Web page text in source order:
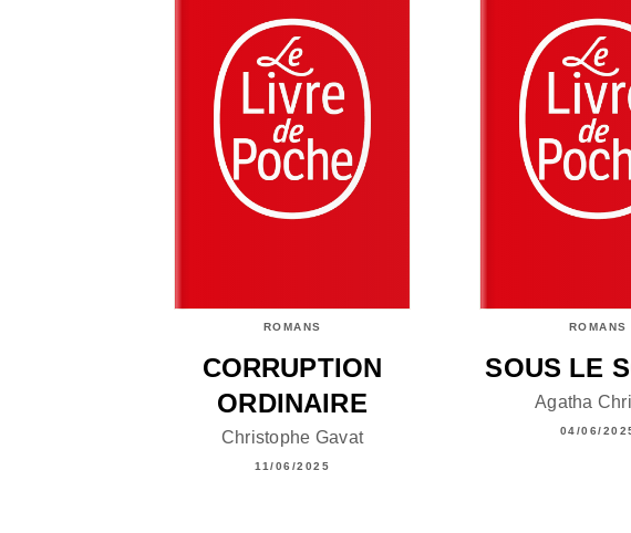
ROMANS
CORRUPTION
ORDINAIRE
Christophe Gavat
11/06/2025
ROMANS
SOUS LE
Agatha
04/06/